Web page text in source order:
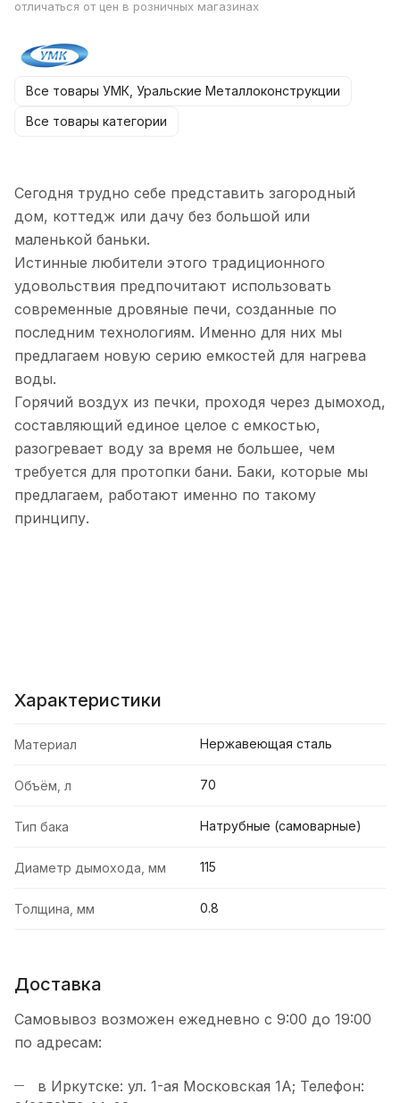
отличаться от цен в розничных магазинах
Все товары УМК, Уральские Металлоконструкции
Все товары категории
Сегодня трудно себе представить загородный
дом, коттедж или дачу без большой или
маленькой баньки.
Истинные любители этого традиционного
удовольствия предпочитают использовать
современные дровяные печи, созданные по
последним технологиям. Именно для них мы
предлагаем новую серию емкостей для нагрева
воды.
Горячий воздух из печки, проходя через дымоход,
составляющий единое целое с емкостью,
разогревает воду за время не большее, чем
требуется для протопки бани. Баки, которые мы
предлагаем, работают именно по такому
принципу.
Характеристики
Материал Нержавеющая сталь
Объём, л 70
Тип бака Натрубные (самоварные)
Диаметр дымохода, мм 115
Толщина, мм 0.8
Доставка
Самовывоз возможен ежедневно с 9:00 до 19:00
по адресам:
в Иркутске: ул. 1-ая Московская 1А; Телефон: